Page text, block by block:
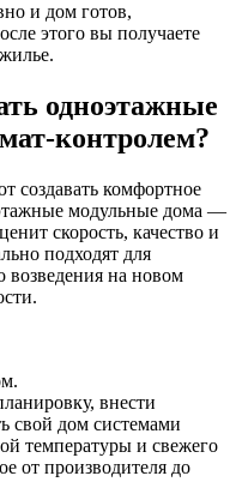
и дом готов,
этого вы получаете
одноэтажные
контролем?
создавать комфортное
модульные дома —
скорость, качество и
подходят для
возведения на новом
внести
свой дом системами
температуры и свежего
от производителя до